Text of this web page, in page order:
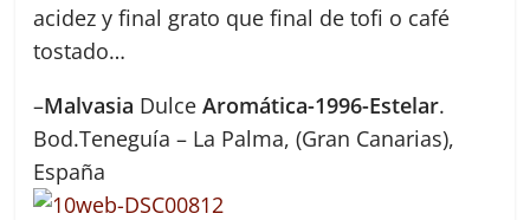
acidez y final grato que final de tofi o café
tostado…
–Malvasia DulceAromática-1996-Estelar.
Bod.Teneguía – La Palma, (Gran Canarias),
España